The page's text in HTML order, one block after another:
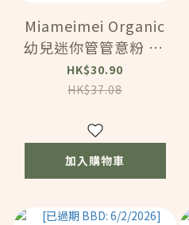
Miameimei Organic
幼兒迷你管管意粉 10
個月以上 (250g)
(92014)
HK$30.90
HK$37.08
加入購物車